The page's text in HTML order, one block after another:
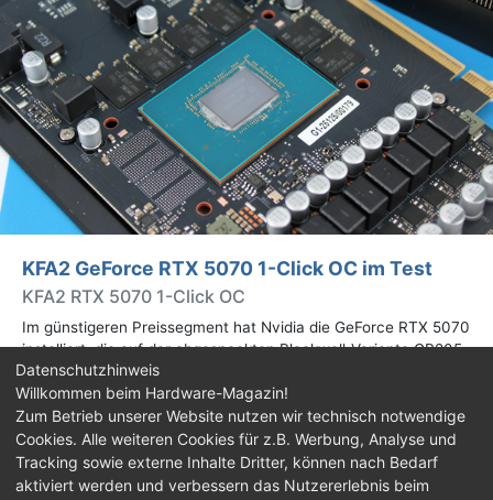
KFA2 GeForce RTX 5070 1-Click OC im Test
KFA2 RTX 5070 1-Click OC
Im günstigeren Preissegment hat Nvidia die GeForce RTX 5070
installiert, die auf der abgespeckten Blackwell-Variante GB205
basiert. Wir haben uns ein Custom-Design von Hersteller KFA2
im Test genauer angesehen.
Impressum| Kontakt |Jobs |Datenschutz |
Consent‑Einstellungen |Haftungsausschluss
Datenschutzhinweis
Willkommen beim Hardware-Magazin!
Zum Betrieb unserer Website nutzen wir technisch notwendige
Cookies. Alle weiteren Cookies für z.B. Werbung, Analyse und
Tracking sowie externe Inhalte Dritter, können nach Bedarf
aktiviert werden und verbessern das Nutzererlebnis beim